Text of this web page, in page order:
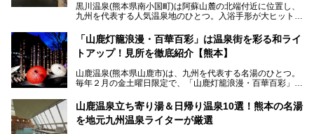
黒川温泉(熊本県南小国町)は阿蘇山麓の北端付近に位置し、
九州を代表する人気温泉地のひとつ。入浴手形が大ヒット
す。
中でも「耕きち(こうきち)の湯」は露天風呂を持たないもの
り一度廃業しましたが、2024年10月に営業再開。数多くの
温泉ファンに注目される名湯です。
今回は再開した耕きちの湯を訪問し、全浴室(男女別大浴
「山鹿灯籠浪漫・百華百彩」は温泉街を彩る和ライ
トアップ！見所を徹底紹介【熊本】
山鹿温泉(熊本県山鹿市)は、九州を代表する名湯のひとつ。
毎年２月の金土曜日限定で、「山鹿灯籠浪漫・百華百彩」
ます。和傘や竹、ろうそくなどを用いて、和情緒たっぷりの
ライトアップが無料で楽しめます。
山鹿温泉立ち寄り湯＆日帰り温泉10選！熊本の名湯
を地元九州温泉ライターが厳選